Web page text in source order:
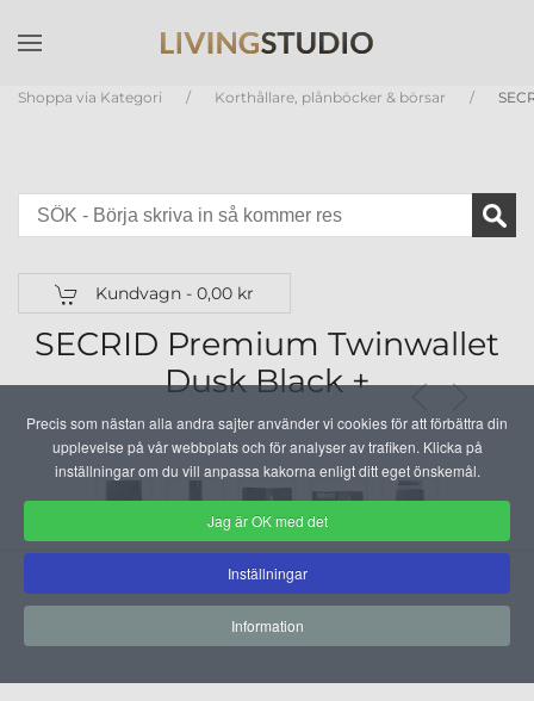
Shoppa via Kategori Korthållare, plånböcker & börsar
Kundvagn - 0,00 kr
SECRID Premium Twinwallet
Dusk Black +
Precis som nästan alla andra sajter använder vi cookies för att förbättra din
upplevelse på vår webbplats och för analyser av trafiken. Klicka på
inställningar om du vill anpassa kakorna enligt ditt eget önskemål.
Jag är OK med det
Inställningar
Information